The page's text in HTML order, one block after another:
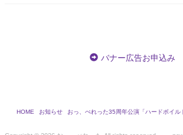
バナー広告お申込み
HOME お知らせ おっ、ぺれった35周年公演「ハードボイル